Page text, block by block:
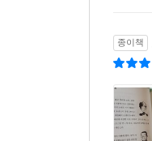
종이책